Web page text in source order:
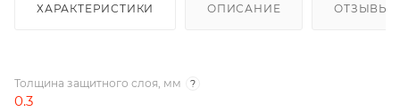
ХАРАКТЕРИСТИКИ ОПИСАНИЕ ОТЗЫВЫ
Толщина защитного слоя, мм ?
0.3